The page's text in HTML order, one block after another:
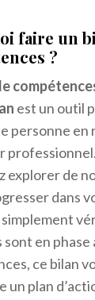
faire un
?
est un outil
personne en
explorer de
dans
en phase
ce bilan
un plan